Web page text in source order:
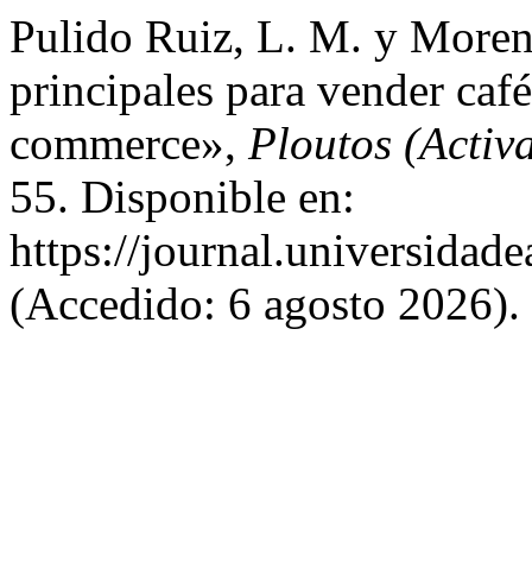
Pulido Ruiz, L. M. y
principales para vender
commerce», Ploutos
55. Disponible en:
https://
(Accedido: 6 agosto 2026).